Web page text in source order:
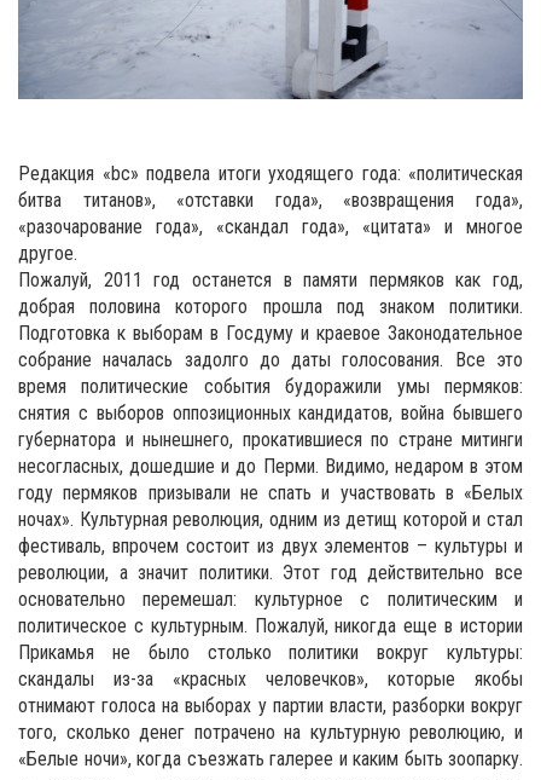
Редакция «bc» подвела итоги уходящего года: «политическая
битва титанов», «отставки года», «возвращения года»,
«разочарование года», «скандал года», «цитата» и многое
другое.
Пожалуй, 2011 год останется в памяти пермяков как год,
добрая половина которого прошла под знаком политики.
Подготовка к выборам в Госдуму и краевое Законодательное
собрание началась задолго до даты голосования. Все это
время политические события будоражили умы пермяков:
снятия с выборов оппозиционных кандидатов, война бывшего
губернатора и нынешнего, прокатившиеся по стране митинги
несогласных, дошедшие и до Перми. Видимо, недаром в этом
году пермяков призывали не спать и участвовать в «Белых
ночах». Культурная революция, одним из детищ которой и стал
фестиваль, впрочем состоит из двух элементов – культуры и
революции, а значит политики. Этот год действительно все
основательно перемешал: культурное с политическим и
политическое с культурным. Пожалуй, никогда еще в истории
Прикамья не было столько политики вокруг культуры:
скандалы из-за «красных человечков», которые якобы
отнимают голоса на выборах у партии власти, разборки вокруг
того, сколько денег потрачено на культурную революцию, и
«Белые ночи», когда съезжать галерее и каким быть зоопарку.